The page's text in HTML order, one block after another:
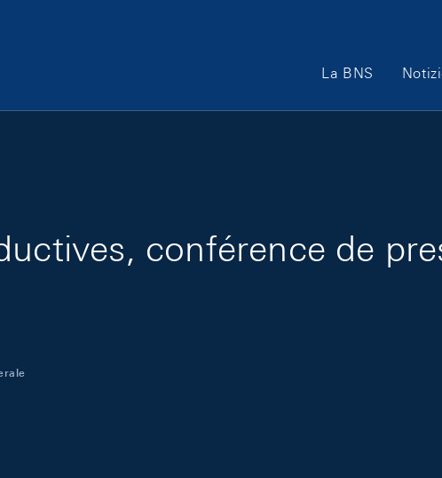
Main Navigation
La BNS
conférence de